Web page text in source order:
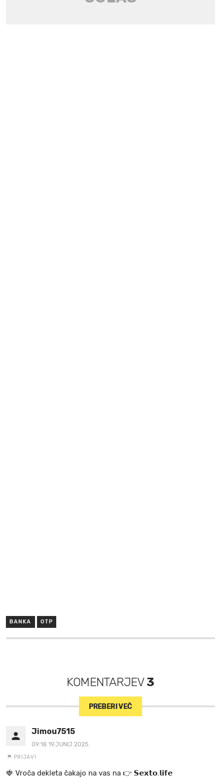
BANKA OTP
KOMENTARJEV3
PREBERI VEČ
Jimou7515
09:18 19.JUNIJ 2025.
PRIJAVI
🍓 V r o č a d e k l e t a ča k a jo na va s n a 👉 𝗦𝗲𝘅𝘁𝗼.𝗹𝗶𝗳𝗲